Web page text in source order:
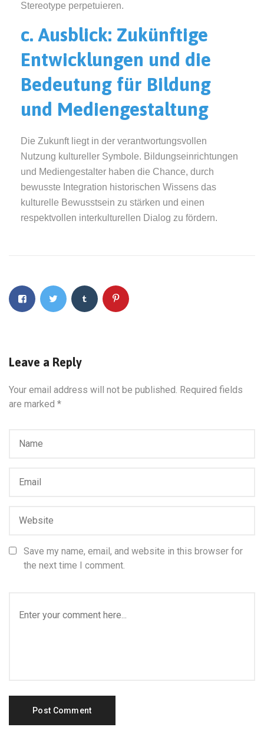
Stereotype perpetuieren.
c. Ausblick: Zukünftige
Entwicklungen und die
Bedeutung für Bildung
und Mediengestaltung
Die Zukunft liegt in der verantwortungsvollen
Nutzung kultureller Symbole. Bildungseinrichtungen
und Mediengestalter haben die Chance, durch
bewusste Integration historischen Wissens das
kulturelle Bewusstsein zu stärken und einen
respektvollen interkulturellen Dialog zu fördern.
Leave a Reply
Your email address will not be published. Required fields
are marked *
Save my name, email, and website in this browser for
the next time I comment.